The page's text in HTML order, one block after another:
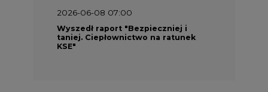
2026-06-08 07:00
Wyszedł raport "Bezpieczniej i
taniej. Ciepłownictwo na ratunek
KSE"